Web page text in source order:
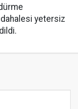
yetersiz